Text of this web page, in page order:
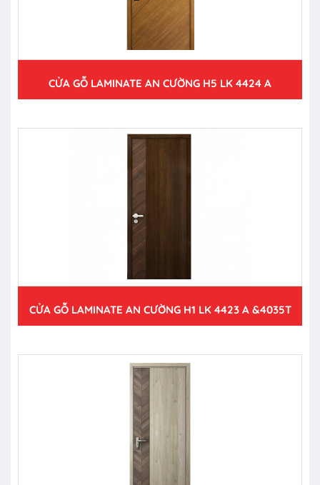
CỬA GỖ LAMINATE AN CƯỜNG H5 LK 4424 A
CỬA GỖ LAMINATE AN CƯỜNG H1 LK 4423 A &4035T